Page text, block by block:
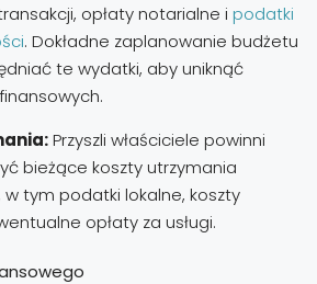
opłaty notarialne i podatki
. Dokładne zaplanowanie budżetu
te wydatki, aby uniknąć
Przyszli właściciele powinni
bieżące koszty utrzymania
tym podatki lokalne, koszty
opłaty za usługi.